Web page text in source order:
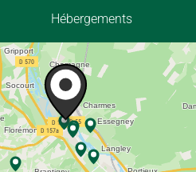
Hébergements